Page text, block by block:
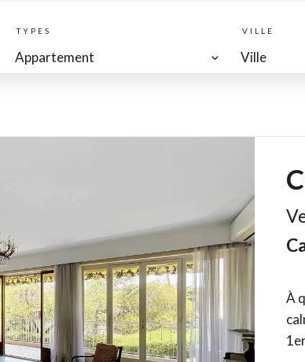
TYPES
Appartement
VILLE
Ville
À
1er